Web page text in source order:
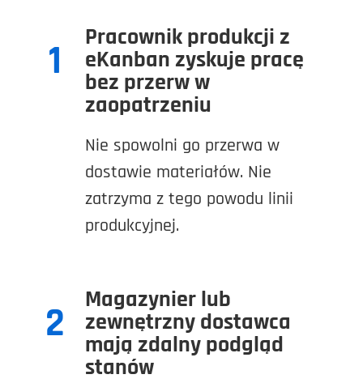
1 Pracownik produkcji z
eKanban zyskuje pracę
bez przerw w
zaopatrzeniu
Nie spowolni go przerwa w
dostawie materiałów. Nie
zatrzyma z tego powodu linii
produkcyjnej.
2 Magazynier lub
zewnętrzny dostawca
mają zdalny podgląd
stanów